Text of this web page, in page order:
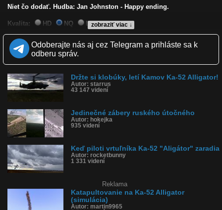
zobraziť viac ↓
Niet čo dodať. Hudba: Jan Johnston - Happy ending.
Kvalita: HD NQ
LQ
Zverejnené: 14.10.2013 19:59
Páči sa: 100% (7 hlasov)
Obľúbené: 3
Komentárov: 9
Dľžka: 1:57
Tagy: kamov, ka-52, helikoptéra, rusko, stroj
História sledovanosti videa:
Odoberajte nás aj cez Telegram a prihláste sa k
odberu správ.
Držte si klobúky, letí Kamov Ka-52 Alligator!
Autor: starrus
43 147 videní
Jedinečné zábery ruského útočného
Autor: hokejka
935 videní
Keď piloti vrtuľníka Ka-52 "Aligátor" zaradia
Autor: rocketbunny
1 331 videní
Reklama
Katapultovanie na Ka-52 Alligator
(simulácia)
Autor: martin9965